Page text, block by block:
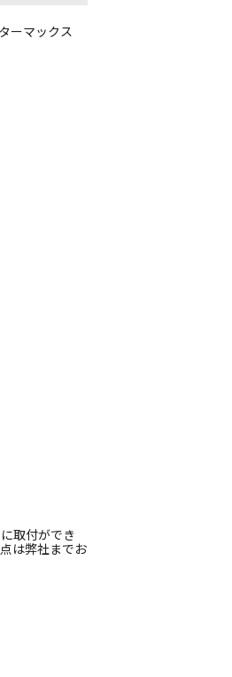
ーマックス
取付ができ
は弊社までお